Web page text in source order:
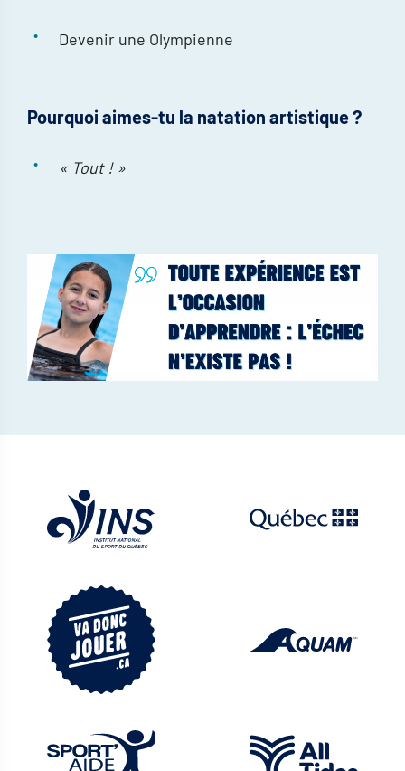
Devenir une Olympienne
Pourquoi aimes-tu la natation artistique ?
« Tout ! »